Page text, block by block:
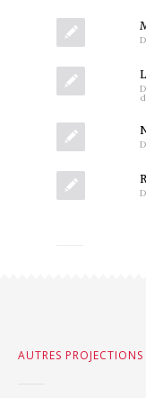
AUTRES PROJECTIONS